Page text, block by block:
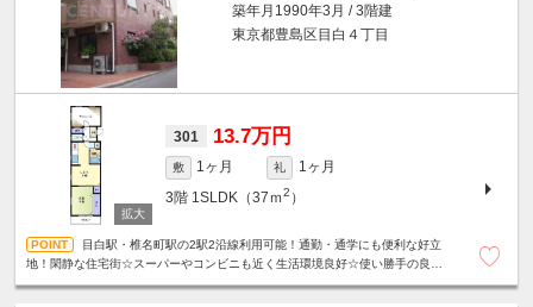
築年月1990年3月 / 3階建
東京都豊島区目白４丁目
301 13.7万円
敷 1ヶ月 礼
1ヶ月
3階 1SLDK（37ｍ2 ）
目白駅・椎名町駅の2駅2沿線利用可能！通勤・通学にも便利な好立
地！閑静な住宅街☆スーパーやコンビニも近く生活環境良好☆使い勝手の良い